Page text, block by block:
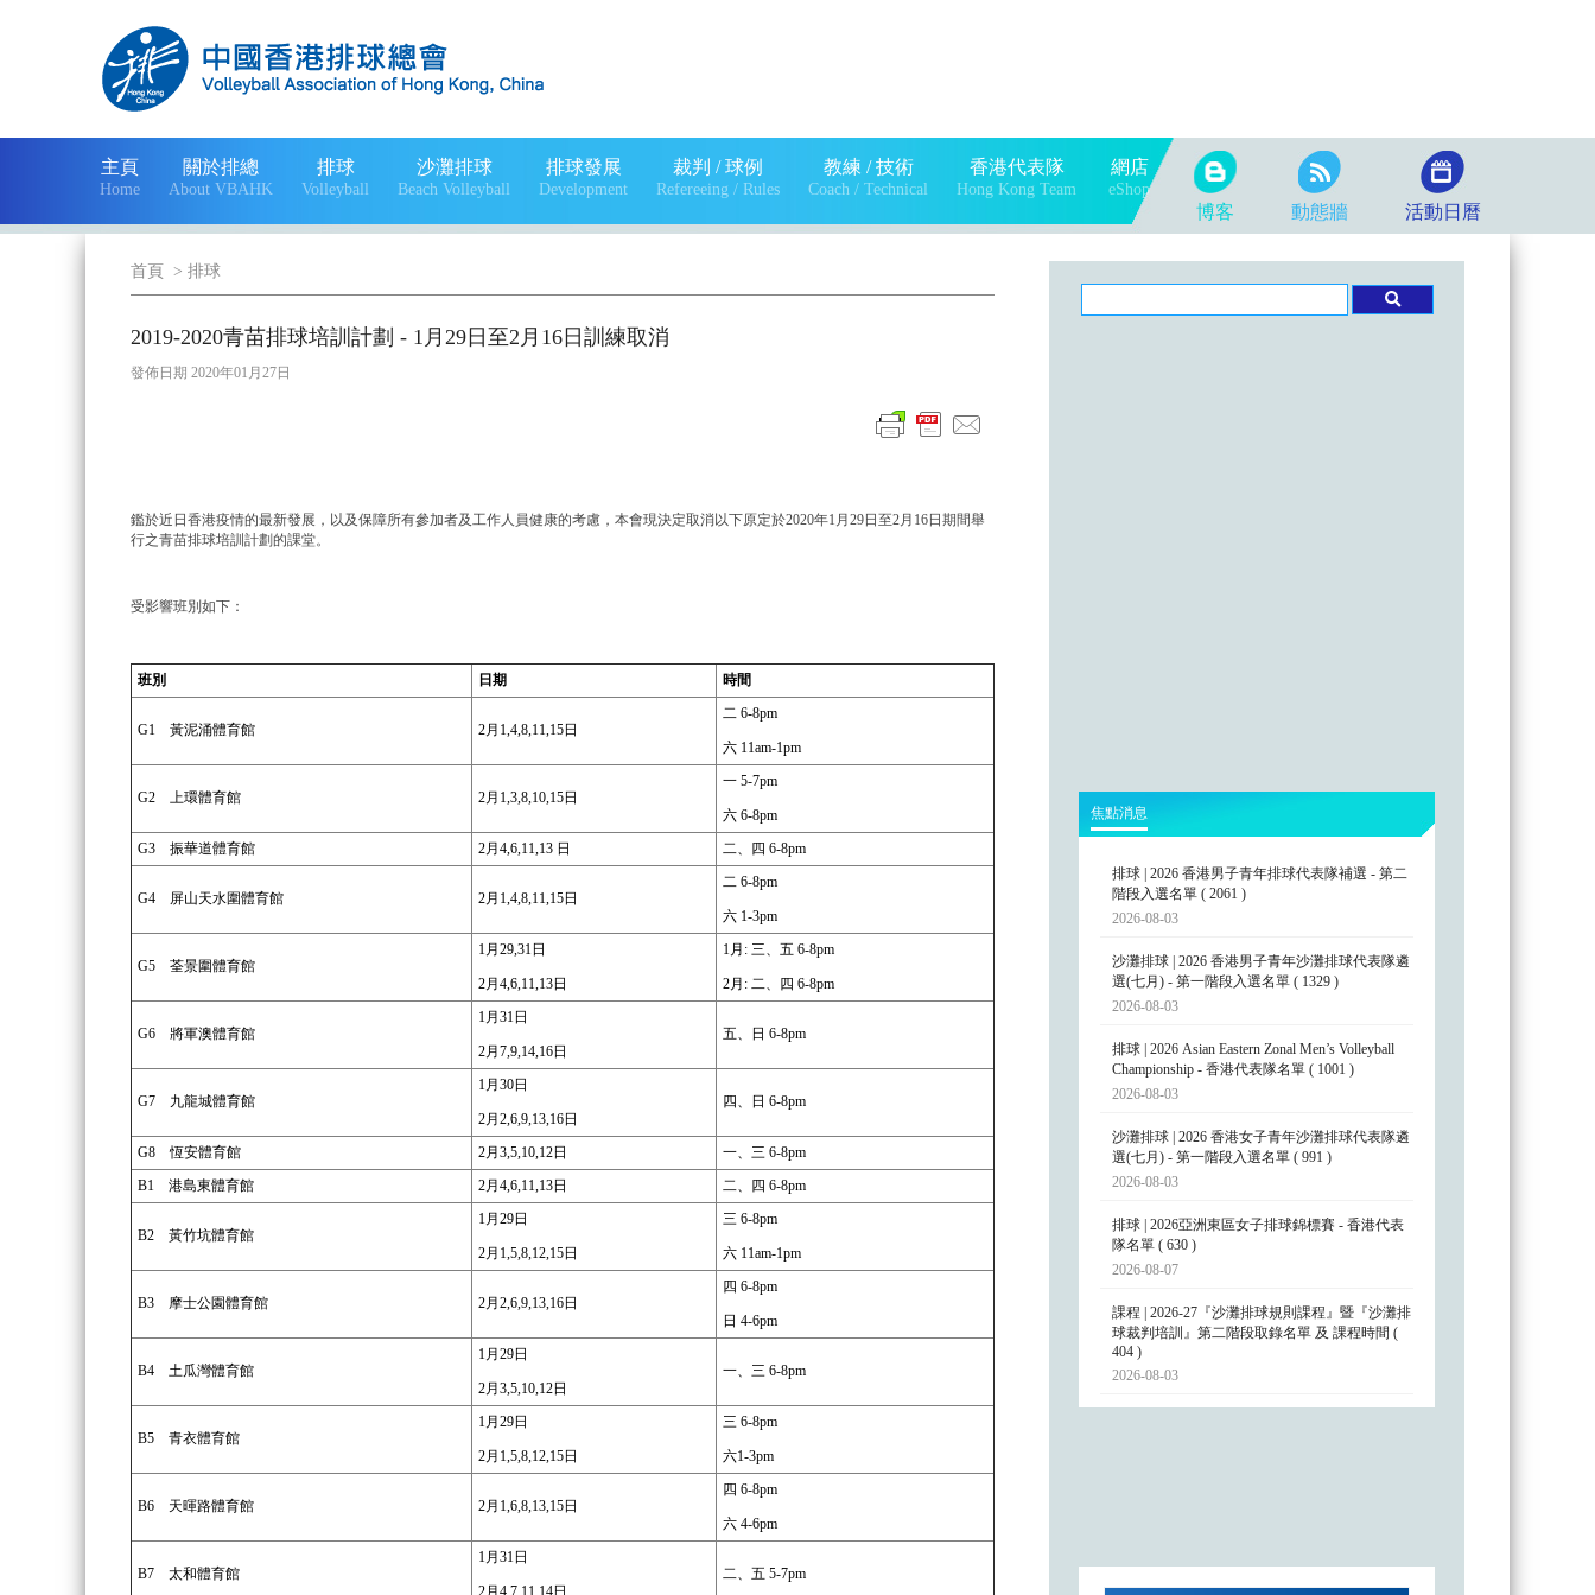
主頁
Home
關於排總
About VBAHK
排球
Volleyball
沙灘排球
Beach Volleyball
排球發展
Development
裁判 / 球例
Refereeing / Rules
教練 / 技術
Coach / Technical
香港代表隊
Hong Kong Team
網店
eShop
博客 動態牆 活動日曆
首頁 > 排球
2019-2020青苗排球培訓計劃 - 1月29日至2月16日訓練取消
發佈日期 2020年01月27日
鑑於近日香港疫情的最新發展，以及保障所有參加者及工作人員健康的考慮，本會現決定取消以下原定於2020年1月29日至2月16日期間舉
行之青苗排球培訓計劃的課堂。
受影響班別如下：
班別 日期 時間
G1 黃泥涌體育館 2月1,4,8,11,15日
二 6-8pm
六 11am-1pm
G2 上環體育館 2月1,3,8,10,15日
一 5-7pm
六 6-8pm
G3 振華道體育館 2月4,6,11,13 日 二、四 6-8pm
G4 屏山天水圍體育館 2月1,4,8,11,15日
二 6-8pm
六 1-3pm
G5 荃景圍體育館
1月29,31日
2月4,6,11,13日
1月: 三、五 6-8pm
2月: 二、四 6-8pm
G6 將軍澳體育館
1月31日
2月7,9,14,16日
五、日 6-8pm
G7 九龍城體育館
1月30日
2月2,6,9,13,16日
四、日 6-8pm
G8 恆安體育館 2月3,5,10,12日
一、三 6-8pm
B1 港島東體育館 2月4,6,11,13日 二、四 6-8pm
B2 黃竹坑體育館
1月29日
2月1,5,8,12,15日
三 6-8pm
六 11am-1pm
B3 摩士公園體育館 2月2,6,9,13,16日
四 6-8pm
日 4-6pm
B4 土瓜灣體育館
1月29日
2月3,5,10,12日
一、三 6-8pm
B5 青衣體育館
1月29日
2月1,5,8,12,15日
三 6-8pm
六1-3pm
B6 天暉路體育館 2月1,6,8,13,15日
四 6-8pm
六 4-6pm
B7 太和體育館
1月31日
2月4,7,11,14日
二、五 5-7pm
焦點消息
排球 | 2026 香港男子青年排球代表隊補選 - 第二
階段入選名單 ( 2061 )
2026-08-03
沙灘排球 | 2026 香港男子青年沙灘排球代表隊遴
選(七月) - 第一階段入選名單 ( 1329 )
2026-08-03
排球 | 2026 Asian Eastern Zonal Men’s Volleyball
Championship - 香港代表隊名單 ( 1001 )
2026-08-03
沙灘排球 | 2026 香港女子青年沙灘排球代表隊遴
選(七月) - 第一階段入選名單 ( 991 )
2026-08-03
排球 | 2026亞洲東區女子排球錦標賽 - 香港代表
隊名單 ( 630 )
2026-08-07
課程 | 2026-27『沙灘排球規則課程』暨『沙灘排
球裁判培訓』第二階段取錄名單 及 課程時間 (
404 )
2026-08-03